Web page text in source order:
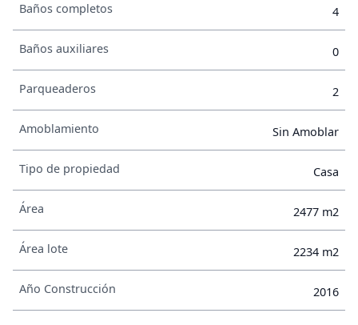
Baños completos 4
Baños auxiliares 0
Parqueaderos 2
Amoblamiento Sin Amoblar
Tipo de propiedad Casa
Área 2477 m2
Área lote 2234 m2
Año Construcción 2016